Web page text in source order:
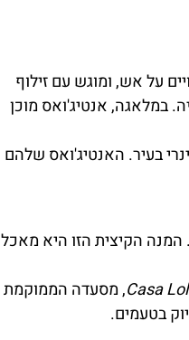
על אש, ומוגש עם זילוף
במלאגה, אנטיג'ואס מוכן
בעיר. האנטיג'ואס שלהם
המנה הקיצית הזו היא מאכל
Casa, מסעדה הממוקמת
בטעמים.